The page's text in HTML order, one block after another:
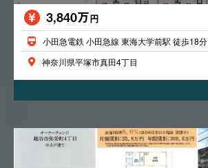
3,840万円
小田急電鉄 小田急線 東海大学前駅 徒歩18分
神奈川県平塚市真田4丁目